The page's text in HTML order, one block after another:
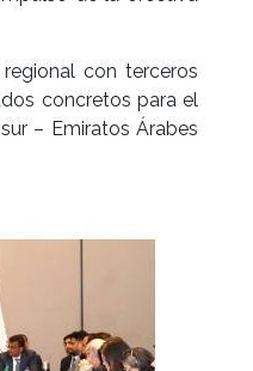
con terceros
concretos para el
– Emiratos Árabes